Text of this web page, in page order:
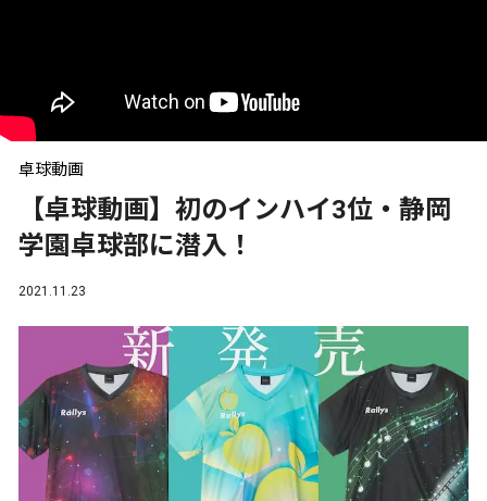
卓球動画
【卓球動画】初のインハイ3位・静岡
学園卓球部に潜入！
2021.11.23